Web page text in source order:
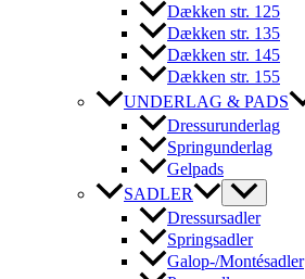
Dækken str. 125
Dækken str. 135
Dækken str. 145
Dækken str. 155
UNDERLAG & PADS
Dressurunderlag
Springunderlag
Gelpads
SADLER
Dressursadler
Springsadler
Galop-/Montésadler